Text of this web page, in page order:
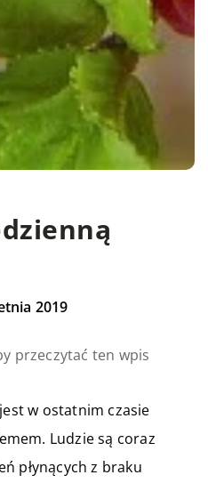
2019
przeczytać ten wpis
w ostatnim czasie
Ludzie są coraz
płynących z braku